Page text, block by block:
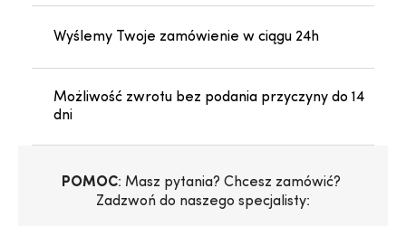
Wyślemy Twoje zamówienie w ciągu 24h
Możliwość zwrotu bez podania przyczyny do 14
dni
POMOC: Masz pytania? Chcesz zamówić?
Zadzwoń do naszego specjalisty: